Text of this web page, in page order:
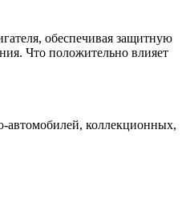
обеспечивая защитную
Что положительно влияет
автомобилей, коллекционных,